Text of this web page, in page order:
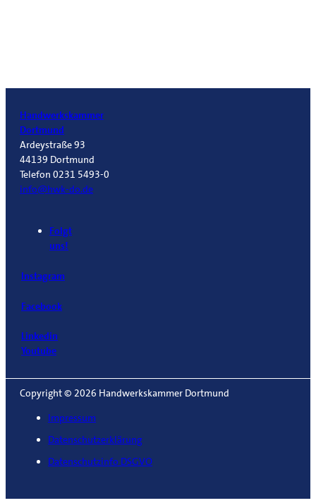
Handwerkskammer
Dortmund
Ardeystraße 93
44139 Dortmund
Telefon 0231 5493-0
info@hwk-do.de
Folgt
uns!
Instagram
Facebook
Linkedin
Youtube
Copyright © 2026 Handwerkskammer Dortmund
Impressum
Datenschutzerklärung
Datenschutzinfo DSGVO